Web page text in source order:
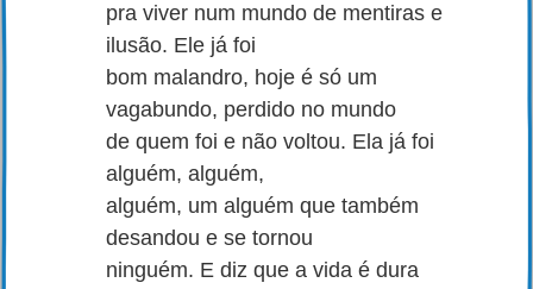
pra viver num mundo de mentiras e
ilusão. Ele já foi
bom malandro, hoje é só um
vagabundo, perdido no mundo
de quem foi e não voltou. Ela já foi
alguém, alguém,
alguém, um alguém que também
desandou e se tornou
ninguém. E diz que a vida é dura